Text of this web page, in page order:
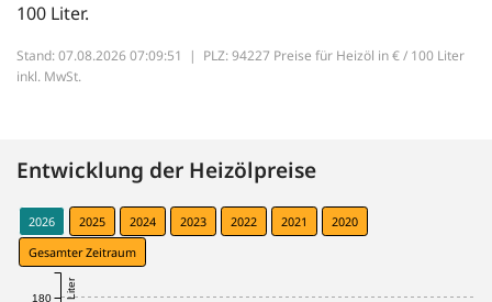
100 Liter.
Stand: 07.08.2026 07:09:51 | PLZ: 94227 Preise für Heizöl in € / 100 Liter
inkl. MwSt.
Entwicklung der Heizölpreise
2026 2025 2024 2023 2022 2021
2020
Gesamter Zeitraum
180